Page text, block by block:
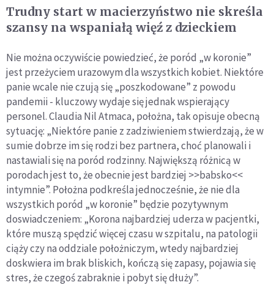
Trudny start w macierzyństwo nie skreśla
szansy na wspaniałą więź z dzieckiem
Nie można oczywiście powiedzieć, że poród „w koronie”
jest przeżyciem urazowym dla wszystkich kobiet. Niektóre
panie wcale nie czują się „poszkodowane” z powodu
pandemii - kluczowy wydaje się jednak wspierający
personel. Claudia Nil Atmaca, położna, tak opisuje obecną
sytuację: „Niektóre panie z zadziwieniem stwierdzają, że w
sumie dobrze im się rodzi bez partnera, choć planowali i
nastawiali się na poród rodzinny. Największą różnicą w
porodach jest to, że obecnie jest bardziej >>babsko<<
intymnie”. Położna podkreśla jednocześnie, że nie dla
wszystkich poród „w koronie” będzie pozytywnym
doswiadczeniem: „Korona najbardziej uderza w pacjentki,
które muszą spędzić więcej czasu w szpitalu, na patologii
ciąży czy na oddziale położniczym, wtedy najbardziej
doskwiera im brak bliskich, kończą się zapasy, pojawia się
stres, że czegoś zabraknie i pobyt się dłuży”.